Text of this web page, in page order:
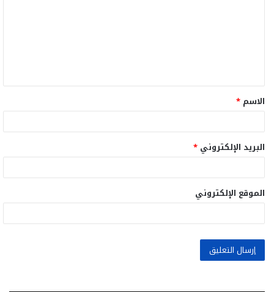
ق
*
الاسم *
البريد الإلكتروني *
الموقع الإلكتروني